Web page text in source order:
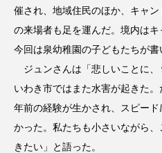
催され、地域住民のほか、キャ
の来場者も足を運んだ。境内はキ
今回は泉幼稚園の子どもたちが書
ジュンさんは「悲しいことに、
いわき市ではまた水害が起きた
年前の経験が生かされ、スピー
かった。私たちも小さいながら
きたい」と語った。